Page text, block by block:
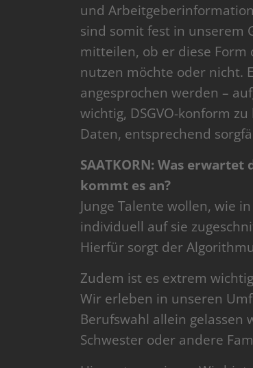
und
sind somit fest in unserem
mitteilen, ob er diese
nutzen möchte oder nicht.
angesprochen werden –
wichtig, DSGVO-konform
Daten, entsprechend
SAATKORN: Was
kommt es an?
Junge Talente wollen, wie
individuell auf sie
Hierfür sorgt der
Zudem ist es extrem
Wir erleben in unseren
Berufswahl allein gelassen
Schwester oder andere